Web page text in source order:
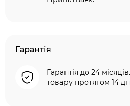
Гарантія
Гарантія до 24
товару протягом 14